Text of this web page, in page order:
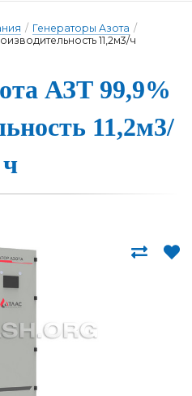
/ Генераторы Азота /
11,2м3/ч
АЗТ 99,9%
11,2м3/
ч